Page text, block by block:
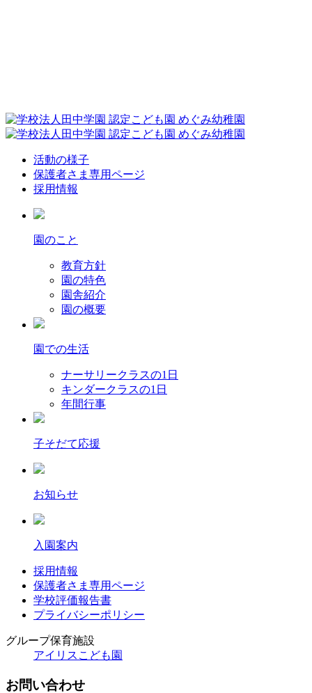
活動の様子
保護者さま専用ページ
採用情報
園のこと
教育方針
園の特色
園舎紹介
園の概要
園での生活
ナーサリークラスの1日
キンダークラスの1日
年間行事
子そだて応援
お知らせ
入園案内
採用情報
保護者さま専用ページ
学校評価報告書
プライバシーポリシー
グループ保育施設
アイリスこども園
お問い合わせ